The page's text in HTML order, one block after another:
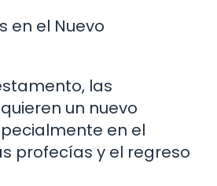
en el Nuevo
las
un nuevo
en el
profecías y el regreso